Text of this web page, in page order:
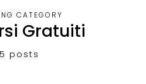
CATEGORY
Gratuiti
posts